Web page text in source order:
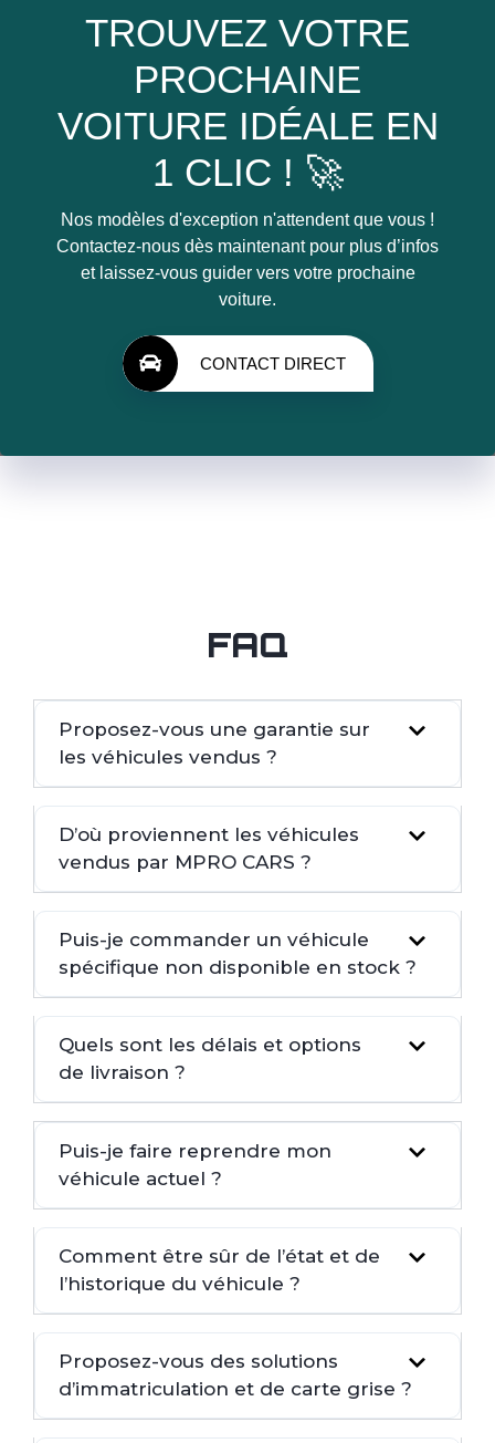
TROUVEZ VOTRE
PROCHAINE
VOITURE IDÉALE EN
1 CLIC ! 🚀
Nos modèles d'exception n'attendent que vous !
Contactez-nous dès maintenant pour plus d’infos
et laissez-vous guider vers votre prochaine
voiture.
CONTACT DIRECT
FAQ
Proposez-vous une garantie sur
les véhicules vendus ?
D’où proviennent les véhicules
vendus par MPRO CARS ?
Puis-je commander un véhicule
spécifique non disponible en stock ?
Quels sont les délais et options
de livraison ?
Puis-je faire reprendre mon
véhicule actuel ?
Comment être sûr de l’état et de
l’historique du véhicule ?
Proposez-vous des solutions
d’immatriculation et de carte grise ?